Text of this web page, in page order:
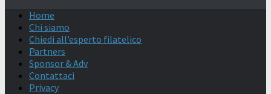
Home
Chi siamo
Chiedi all’esperto filatelico
Partners
Sponsor & Adv
Contattaci
Privacy